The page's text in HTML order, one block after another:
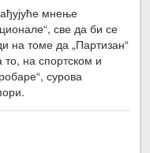
мнење
све да би се
на томе да „Партизан“
то, на спортском и
сурова